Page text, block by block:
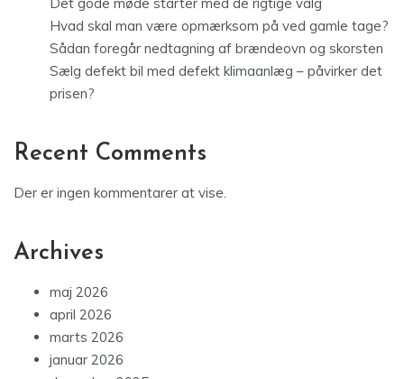
Hvad skal man være opmærksom på ved gamle tage?
Sådan foregår nedtagning af brændeovn og skorsten
Sælg defekt bil med defekt klimaanlæg – påvirker det
prisen?
Recent Comments
Der er ingen kommentarer at vise.
Archives
maj 2026
april 2026
marts 2026
januar 2026